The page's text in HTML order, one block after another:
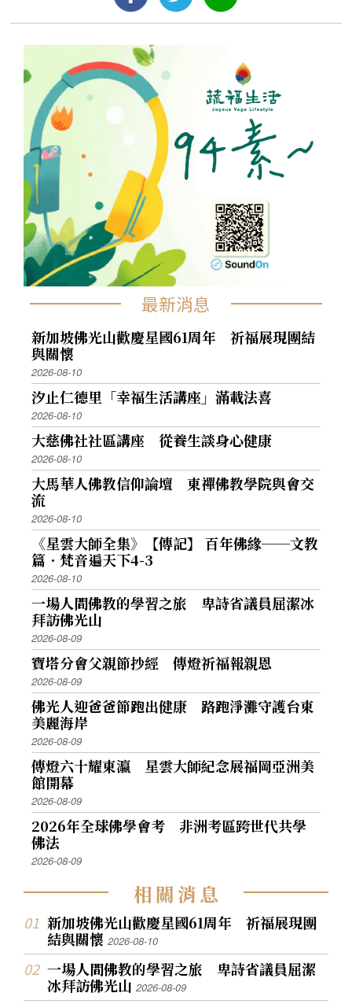
最新消息
新加坡佛光山歡慶星國61周年 祈福展現團結
與關懷
2026-08-10
汐止仁德里「幸福生活講座」滿載法喜
2026-08-10
大慈佛社社區講座 從養生談身心健康
2026-08-10
大馬華人佛教信仰論壇 東禪佛教學院與會交
流
2026-08-10
《星雲大師全集》【傳記】 百年佛緣──文教
篇．梵音遍天下4-3
2026-08-10
一場人間佛教的學習之旅 卑詩省議員屈潔冰
拜訪佛光山
2026-08-09
寶塔分會父親節抄經 傳燈祈福報親恩
2026-08-09
佛光人迎爸爸節跑出健康 路跑淨灘守護台東
美麗海岸
2026-08-09
傳燈六十耀東瀛 星雲大師紀念展福岡亞洲美
館開幕
2026-08-09
2026年全球佛學會考 非洲考區跨世代共學
佛法
2026-08-09
相關消息
新加坡佛光山歡慶星國61周年 祈福展現團
結與關懷2026-08-10
一場人間佛教的學習之旅 卑詩省議員屈潔
冰拜訪佛光山2026-08-09